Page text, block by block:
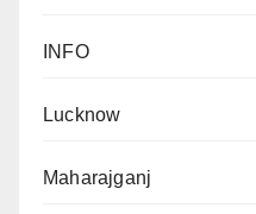
INFO
Lucknow
Maharajganj